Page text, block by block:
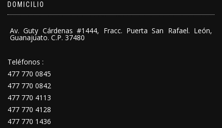
DOMICILIO
Av. Guty Cárdenas #1444, Fracc. Puerta San Rafael. León,
Guanajuato. C.P. 37480
Teléfonos :
477 770 0845
477 770 0842
477 770 4113
477 770 4128
477 770 1436